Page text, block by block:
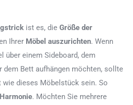
ist es, die Größe der
Ihrer Möbel auszurichten. Wenn
über einem Sideboard, dem
dem Bett aufhängen möchten, sollte
dieses Möbelstück sein. So
. Möchten Sie mehrere